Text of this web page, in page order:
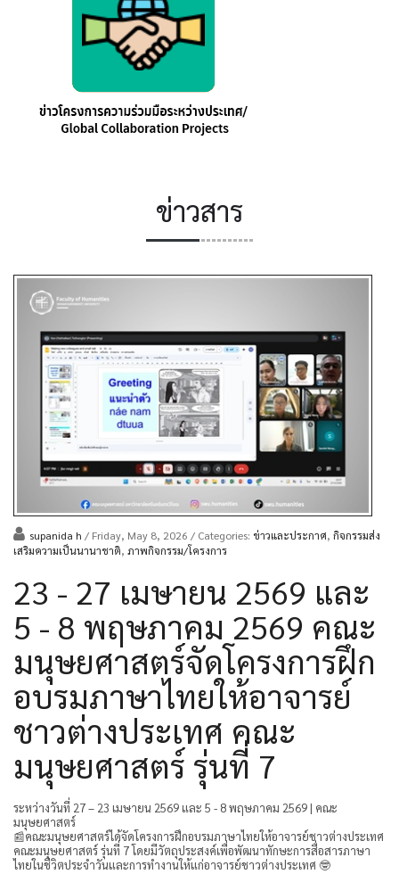
ข่าวสาร
supanida h / Friday, May 8, 2026 / Categories: ข่าวและประกาศ, กิจกรรมส่ง
เสริมความเป็นนานาชาติ, ภาพกิจกรรม/โครงการ
23 - 27 เมษายน 2569 และ
5 - 8 พฤษภาคม 2569 คณะ
มนุษยศาสตร์จัดโครงการฝึก
อบรมภาษาไทยให้อาจารย์
ชาวต่างประเทศ คณะ
มนุษยศาสตร์ รุ่นที่ 7
ระหว่างวันที่ 27 – 23 เมษายน 2569 และ 5 - 8 พฤษภาคม 2569 | คณะ
มนุษยศาสตร์
📰คณะมนุษยศาสตร์ได้จัดโครงการฝึกอบรมภาษาไทยให้อาจารย์ชาวต่างประเทศ
คณะมนุษยศาสตร์ รุ่นที่ 7 โดยมีวัตถุประสงค์เพื่อพัฒนาทักษะการสื่อสารภาษา
ไทยในชีวิตประจำวันและการทำงานให้แก่อาจารย์ชาวต่างประเทศ 🤓